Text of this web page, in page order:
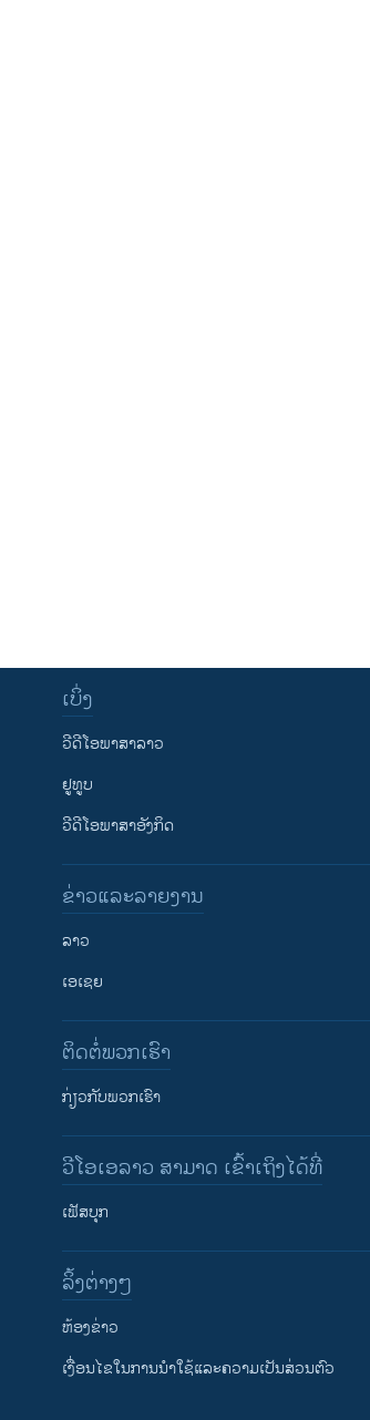
ຕິດຕາມພວກເຮົາ ທີ່
ເບິ່ງ
ວີດີໂອພາສາລາວ
ຢູທູບ
ວີດີໂອພາສາອັງກິດ
ຂ່າວແລະລາຍງານ
ລາວ
ເອເຊຍ
ຕິດຕໍ່ພວກເຮົາ
ກ່ຽວກັບພວກເຮົາ
ວີໂອເອລາວ ສາມາດ ເຂົ້າເຖິງໄດ້ທີ່
ເຟັສບຸກ
​ລິ້ງ​ຕ່າງໆ
​ຫ້ອງ​ຂ່າວ
​ເງື່ອນ​ໄຂ​ໃນ​ການ​ນຳ​ໃຊ້​ແລະຄວາມ​ເປັນ​ສ່​ວນ​ຕົວ